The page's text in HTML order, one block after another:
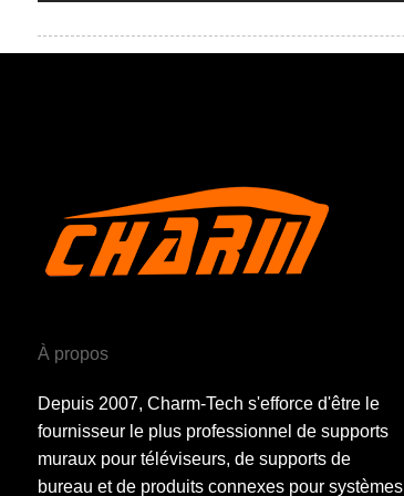
À propos
Depuis 2007, Charm-Tech s'efforce d'être le
fournisseur le plus professionnel de supports
muraux pour téléviseurs, de supports de
bureau et de produits connexes pour systèmes